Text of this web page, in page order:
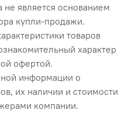
является основанием
купли-продажи.
товаров
характер
офертой.
информации о
их наличии и стоимости
компании.